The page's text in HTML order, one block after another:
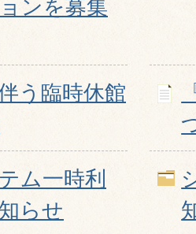
ンを募集
う臨時休館
ム一時利
らせ